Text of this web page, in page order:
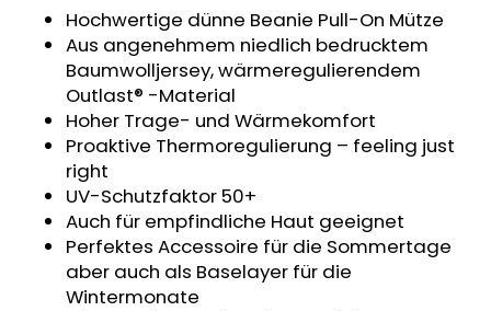
Hochwertige dünne Beanie Pull-On Mütze
Aus angenehmem niedlich bedrucktem
Baumwolljersey, wärmeregulierendem
Outlast® -Material
Hoher Trage- und Wärmekomfort
Proaktive Thermoregulierung – feeling just
right
UV-Schutzfaktor 50+
Auch für empfindliche Haut geeignet
Perfektes Accessoire für die Sommertage
aber auch als Baselayer für die
Wintermonate
KINDERSITZUNTERLAGE
OUTLAST®
GRAU
MELIERT
€24,90